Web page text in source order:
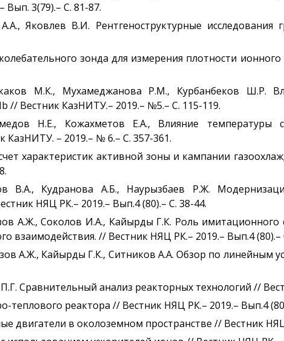
3(79).– С. 81-87.
Яковлев В.И. Рентгеноструктурные
зонда для измерения плотности
М.К., Мухамеджанова Р.М., Курбанбеков Ш.Р.
// Вестник КазНИТУ.– 2019.– №5.– С. 115-119.
Н.Е., Кожахметов Е.А., Влияние температуры
– 2019.– № 6.– С. 357-361.
характеристик активной зоны и кампании
В.А., Кудранова А.Б., Наурызбаев Р.Ж.
НЯЦ РК.– 2019.– Вып.4 (80).– С. 38-44.
А.Ж., Соколов И.А., Кайырды Г.К. Роль имитационного
взаимодействия. // Вестник НЯЦ РК.– 2019.– Вып.4 (80).–
А.Ж., Кайырды Г.К., Ситников А.А. Обзор по линейным
Сравнительный анализ реакторных технологий //
теплового реактора // Вестник НЯЦ РК.– 2019.– Вып.4
двигатели в околоземном пространстве // Вестник